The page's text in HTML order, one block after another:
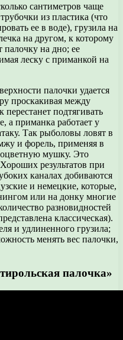
сантиметров чаще
из пластика (что
ее в воде), грузила на
на другом, к которому
палочку на дно; ее
леску с приманкой на
палочки удается
проскакивая между
подтягивать
а приманка работает у
Так рыболовы ловят в
и форель, применяя в
мушку. Это
результатов при
каналах добиваются
и немецкие, которые,
или на донку многие
разновидностей
классическая).
и удлиненного грузила;
менять вес палочки,
палочка»